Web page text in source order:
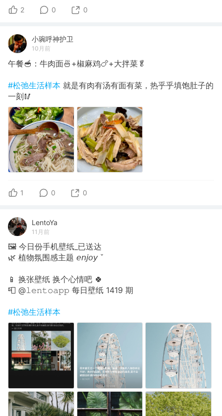
2 0 0
小琬呼神护卫
10月前
午餐🥣：牛肉面🍜+椒麻鸡🍗+大拌菜🥬
#松弛生活样本 就是有肉有汤有面有菜，热乎乎填饱肚子的
一刻🥢
1 0 0
LentoYa
11月前
🖼 今日份手机壁纸_已送达
🌿 植物氛围感主题 𝘦𝘯𝘫𝘰𝘺 ˇ
📱 换张壁纸 换个心情吧 🍀
📮 @𝚕𝚎𝚗𝚝𝚘𝚊𝚙𝚙 每日壁纸 1419 期
#松弛生活样本